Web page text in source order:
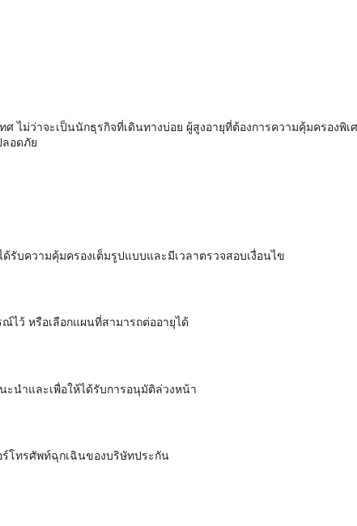
ไม่ว่าจะเป็นนักธุรกิจที่เดินทางบ่อย ผู้สูงอายุที่ต้องการความคุ้มครองพิเ
อดภัย
รับความคุ้มครองเต็มรูปแบบและมีเวลาตรวจสอบเงื่อนไข
ไว้ หรือเลือกแผนที่สามารถต่ออายุได้
นำและเพื่อให้ได้รับการอนุมัติล่วงหน้า
โทรศัพท์ฉุกเฉินของบริษัทประกัน